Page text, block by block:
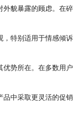
貌暴露的顾虑。在
特别适用于情感倾
势所在。在多数用
中采取更灵活的促